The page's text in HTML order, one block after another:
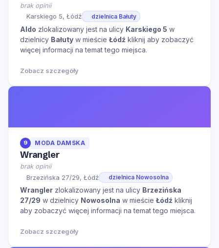
brak opinii
Karskiego 5, Łódź
dzielnica Bałuty
Aldo zlokalizowany jest na ulicy Karskiego 5 w
dzielnicy Bałuty w mieście Łódź kliknij aby zobaczyć
więcej informacji na temat tego miejsca.
Zobacz szczegóły
9 MODA DAMSKA
Wrangler
brak opinii
Brzezińska 27/29, Łódź
dzielnica Nowosolna
Wrangler zlokalizowany jest na ulicy Brzezińska
27/29 w dzielnicy Nowosolna w mieście Łódź kliknij
aby zobaczyć więcej informacji na temat tego miejsca.
Zobacz szczegóły